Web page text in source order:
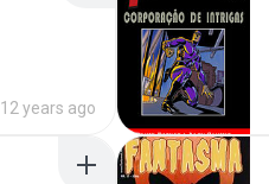
12 years ago